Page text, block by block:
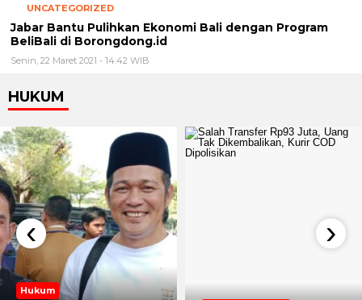
UNCATEGORIZED
Jabar Bantu Pulihkan Ekonomi Bali dengan Program
BeliBali di Borongdong.id
Senin, 22 Maret 2021 - 14:42 WIB
HUKUM
Hukum
‹ ›